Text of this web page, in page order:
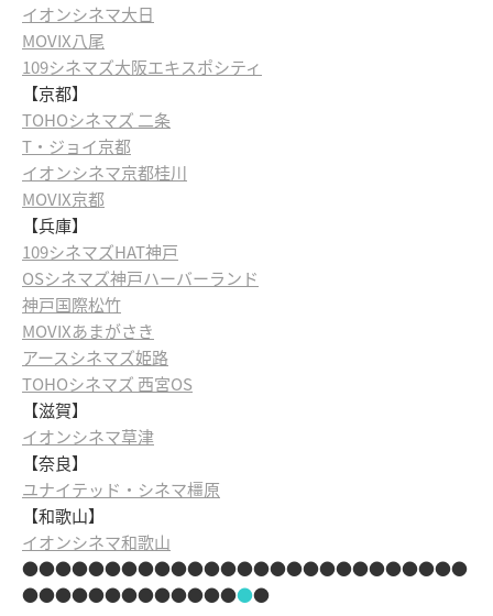
イオンシネマ大日
MOVIX八尾
109シネマズ大阪エキスポシティ
【京都】
TOHOシネマズ 二条
T・ジョイ京都
イオンシネマ京都桂川
MOVIX京都
【兵庫】
109シネマズHAT神戸
OSシネマズ神戸ハーバーランド
神戸国際松竹
MOVIXあまがさき
アースシネマズ姫路
TOHOシネマズ 西宮OS
【滋賀】
イオンシネマ草津
【奈良】
ユナイテッド・シネマ橿原
【和歌山】
イオンシネマ和歌山
●●●●●●●●●●●●●●●●●●●●●●●●●●●
●●●●●●●●●●●●●●●